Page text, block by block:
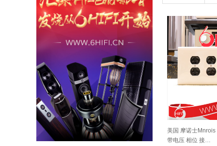
美国 摩诺士
带电压 相位 接…